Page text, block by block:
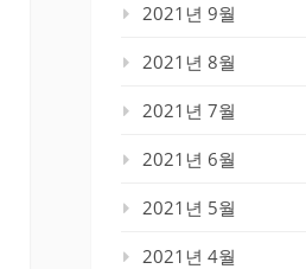
2021년 9월
2021년 8월
2021년 7월
2021년 6월
2021년 5월
2021년 4월